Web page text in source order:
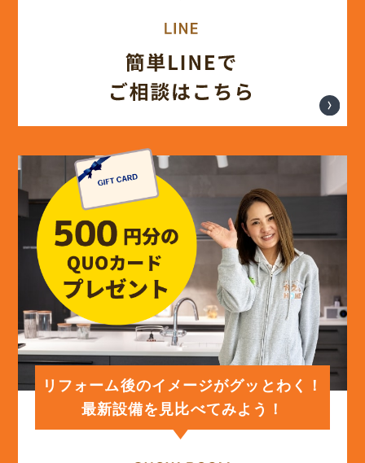
リフォーム後のイメージがグッとわく！
最新設備を見比べてみよう！